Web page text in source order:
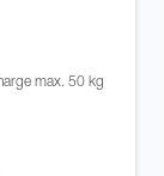
max. 50 kg